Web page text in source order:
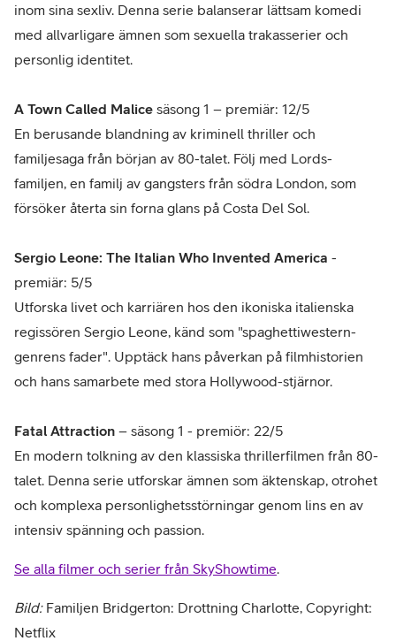
inom sina sexliv. Denna serie balanserar lättsam komedi
med allvarligare ämnen som sexuella trakasserier och
personlig identitet.
A Town Called Malice säsong 1 – premiär: 12/5
En berusande blandning av kriminell thriller och
familjesaga från början av 80-talet. Följ med Lords-
familjen, en familj av gangsters från södra London, som
försöker återta sin forna glans på Costa Del Sol.
Sergio Leone: The Italian Who Invented America -
premiär: 5/5
Utforska livet och karriären hos den ikoniska italienska
regissören Sergio Leone, känd som "spaghettiwestern-
genrens fader". Upptäck hans påverkan på filmhistorien
och hans samarbete med stora Hollywood-stjärnor.
Fatal Attraction – säsong 1 - premiör: 22/5
En modern tolkning av den klassiska thrillerfilmen från 80-
talet. Denna serie utforskar ämnen som äktenskap, otrohet
och komplexa personlighetsstörningar genom lins en av
intensiv spänning och passion.
Se alla filmer och serier från SkyShowtime
Bild: Familjen Bridgerton: Drottning Charlotte, Copyright:
Netflix